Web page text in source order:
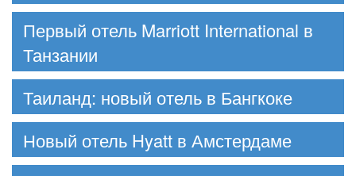
Первый отель Marriott International в
Танзании
Таиланд: новый отель в Бангкоке
Новый отель Hyatt в Амстердаме